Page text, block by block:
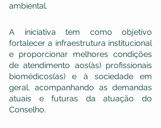
ambiental.
A iniciativa tem como objetivo
fortalecer a infraestrutura institucional
e proporcionar melhores condições
de atendimento aos(às) profissionais
biomédicos(as) e à sociedade em
geral, acompanhando as demandas
atuais e futuras da atuação do
Conselho.